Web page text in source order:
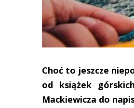
Choć to jeszcze
od książek
Mackiewicza do